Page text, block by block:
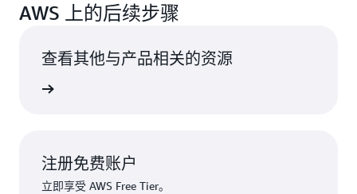
AWS 上的后续步骤
查看其他与产品相关的资源
注册免费账户
立即享受 AWS Free Tier。